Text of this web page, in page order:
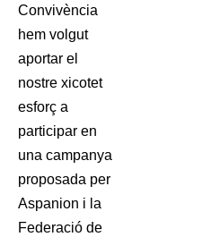
Convivència
hem volgut
aportar el
nostre xicotet
esforç a
participar en
una campanya
proposada per
Aspanion i la
Federació de